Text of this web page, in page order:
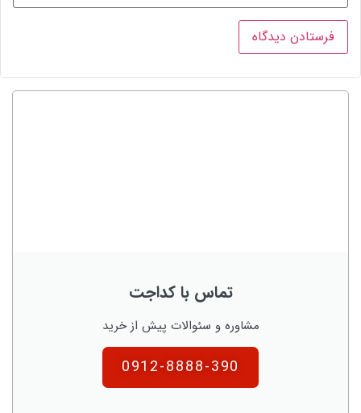
تماس با کداجت
مشاوره و سئوالات پیش از خرید
0912-8888-390